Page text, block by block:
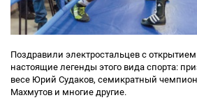
Поздравили электростальцев с
настоящие легенды этого вида спорта:
весе Юрий Судаков, семикратный
Махмутов и многие другие.